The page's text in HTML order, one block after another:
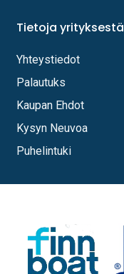
Tietoja yrityksestä
Yhteystiedot
Palautuks
Kaupan Ehdot
Kysyn Neuvoa
Puhelintuki